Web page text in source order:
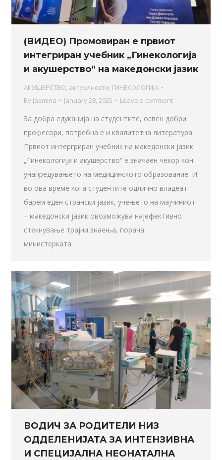
(ВИДЕО) Промовиран е првиот
интегриран учебник „Гинекологија
и акушерство“ на македонски јазик
АКУШЕРСТВО, актуелности, ГИНЕКОЛОГИЈА
By Jasmina January 28, 2025 Leave a comment
За добра едукација на студентите, освен добри
професори, потребна е и квалитетна литература.
Првиот интергриран учебник на македонски јазик
„Гинекологија и акушерство“ е значаен чекор кон
унапредувањето на медицинското образование. И
во ова време кога студентите одлично владеат
барем еден странски јазик, учењето на мајчиниот
– македонски јазик овозможува најефективно
стекнување трајни знаења, порача
министерката…
ВОДИЧ ЗА РОДИТЕЛИ НИЗ
ОДДЕЛЕНИЈАТА ЗА ИНТЕНЗИВНА
И СПЕЦИЈАЛНА НЕОНАТАЛНА